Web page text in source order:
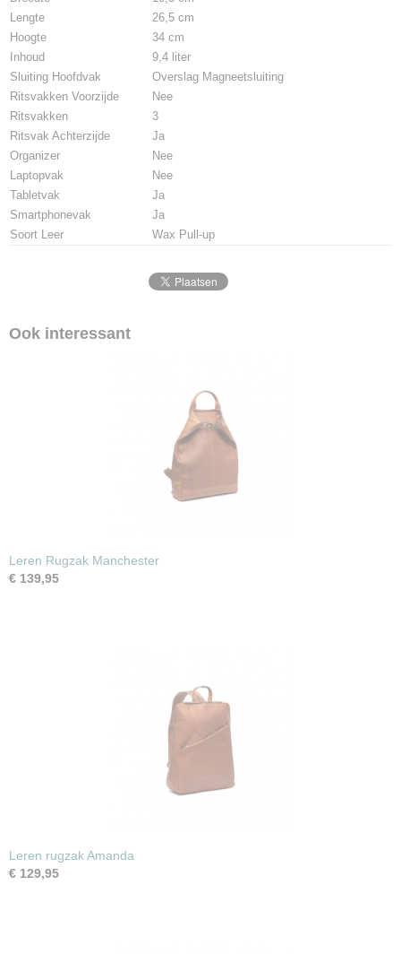
Lengte
26,5 cm
Hoogte
34 cm
Inhoud
9,4 liter
Sluiting Hoofdvak
Overslag Magneetsluiting
Ritsvakken Voorzijde
Nee
Ritsvakken
3
Ritsvak Achterzijde
Ja
Organizer
Nee
Laptopvak
Nee
Tabletvak
Ja
Smartphonevak
Ja
Soort Leer
Wax Pull-up
Ook interessant
Leren Rugzak Manchester
€ 139,95
Leren rugzak Amanda
€ 129,95